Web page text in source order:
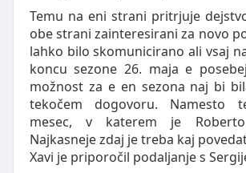
Temu na eni strani pritrjuje
obe strani zainteresirani za novo
lahko bilo skomunicirano ali vsaj
koncu sezone 26. maja e
možnost za e en sezona naj bi
tekočem dogovoru. Namesto
mesec, v katerem je
Najkasneje zdaj je treba kaj
Xavi je priporočil podaljanje s